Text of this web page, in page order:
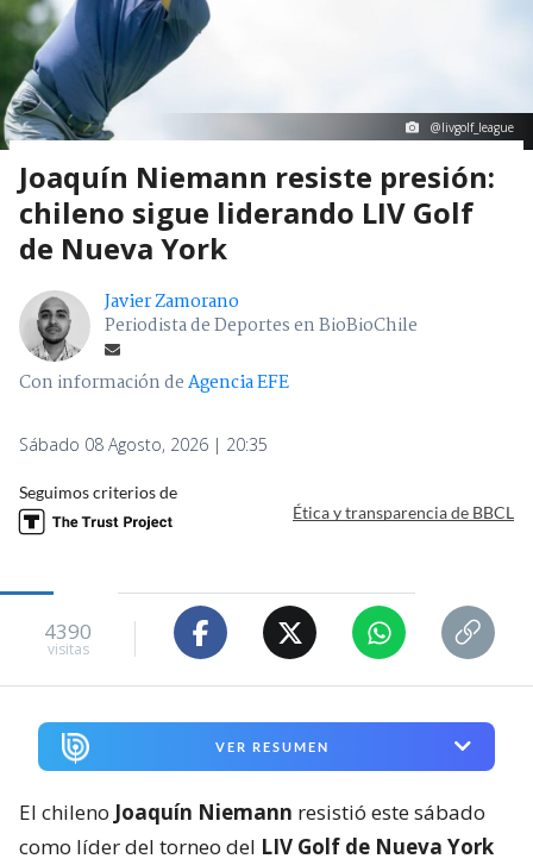
@livgolf_league
Joaquín Niemann resiste presión:
chileno sigue liderando LIV Golf
de Nueva York
Javier Zamorano
Periodista de Deportes en BioBioChile
Con información deAgencia EFE
Sábado 08 Agosto, 2026 | 20:35
Seguimos criterios de
Ética y transparencia de BBCL
4390
visitas
VER RESUMEN
El chileno Joaquín Niemann resistió este sábado
como líder del torneo del LIV Golf de Nueva York